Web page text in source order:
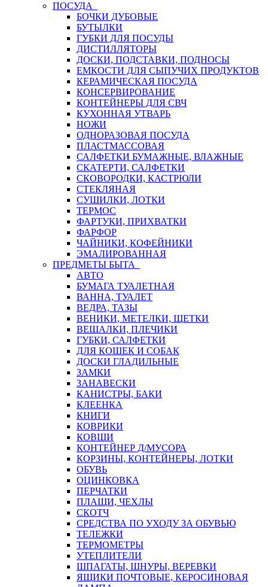
ПОСУДА
БОЧКИ ДУБОВЫЕ
БУТЫЛКИ
ГУБКИ ДЛЯ ПОСУДЫ
ДИСТИЛЛЯТОРЫ
ДОСКИ, ПОДСТАВКИ, ПОДНОСЫ
ЕМКОСТИ ДЛЯ СЫПУЧИХ ПРОДУКТОВ
КЕРАМИЧЕСКАЯ ПОСУДА
КОНСЕРВИРОВАНИЕ
КОНТЕЙНЕРЫ ДЛЯ СВЧ
КУХОННАЯ УТВАРЬ
НОЖИ
ОДНОРАЗОВАЯ ПОСУДА
ПЛАСТМАССОВАЯ
САЛФЕТКИ БУМАЖНЫЕ, ВЛАЖНЫЕ
СКАТЕРТИ, САЛФЕТКИ
СКОВОРОДКИ, КАСТРЮЛИ
СТЕКЛЯНАЯ
СУШИЛКИ, ЛОТКИ
ТЕРМОС
ФАРТУКИ, ПРИХВАТКИ
ФАРФОР
ЧАЙНИКИ, КОФЕЙНИКИ
ЭМАЛИРОВАННАЯ
ПРЕДМЕТЫ БЫТА
АВТО
БУМАГА ТУАЛЕТНАЯ
ВАННА, ТУАЛЕТ
ВЕДРА, ТАЗЫ
ВЕНИКИ, МЕТЕЛКИ, ЩЕТКИ
ВЕШАЛКИ, ПЛЕЧИКИ
ГУБКИ, САЛФЕТКИ
ДЛЯ КОШЕК И СОБАК
ДОСКИ ГЛАДИЛЬНЫЕ
ЗАМКИ
ЗАНАВЕСКИ
КАНИСТРЫ, БАКИ
КЛЕЕНКА
КНИГИ
КОВРИКИ
КОВШИ
КОНТЕЙНЕР Д/МУСОРА
КОРЗИНЫ, КОНТЕЙНЕРЫ, ЛОТКИ
ОБУВЬ
ОЦИНКОВКА
ПЕРЧАТКИ
ПЛАЩИ, ЧЕХЛЫ
СКОТЧ
СРЕДСТВА ПО УХОДУ ЗА ОБУВЬЮ
ТЕЛЕЖКИ
ТЕРМОМЕТРЫ
УТЕПЛИТЕЛИ
ШПАГАТЫ, ШНУРЫ, ВЕРЕВКИ
ЯЩИКИ ПОЧТОВЫЕ, КЕРОСИНОВАЯ